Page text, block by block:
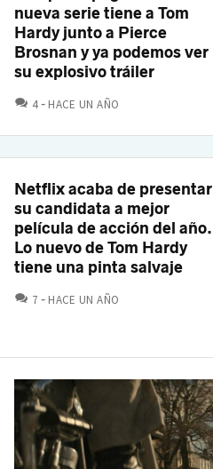
nueva serie tiene a Tom
Hardy junto a Pierce
Brosnan y ya podemos ver
su explosivo tráiler
4 COMENTARIOS
HACE UN AÑO
Netflix acaba de presentar
su candidata a mejor
película de acción del año.
Lo nuevo de Tom Hardy
tiene una pinta salvaje
7 COMENTARIOS
HACE UN AÑO